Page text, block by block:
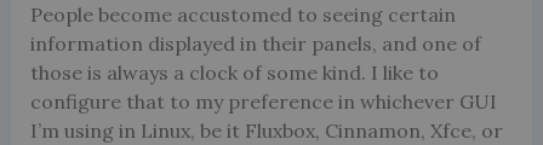
People become accustomed to seeing certain
information displayed in their panels, and one of
those is always a clock of some kind. I like to
configure that to my preference in whichever GUI
I’m using in Linux, be it Fluxbox, Cinnamon, Xfce, or